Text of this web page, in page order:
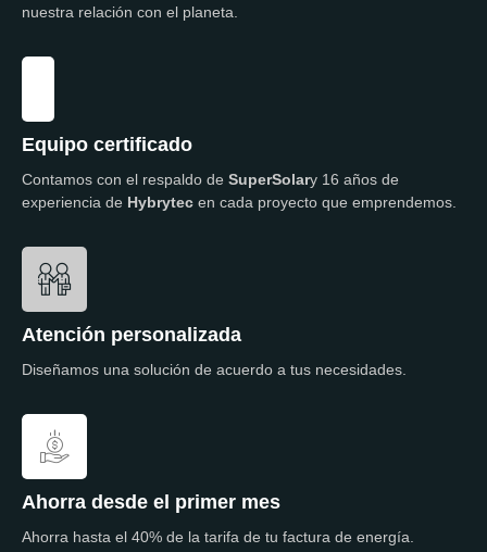
nuestra relación con el planeta.
Equipo certificado
Contamos con el respaldo de SuperSolary 16 años de
experiencia de Hybrytec en cada proyecto que emprendemos.
Ahorra desde el primer mes
Ahorra hasta el 40% de la tarifa de tu factura de energía.
Atención personalizada
Diseñamos una solución de acuerdo a tus necesidades.